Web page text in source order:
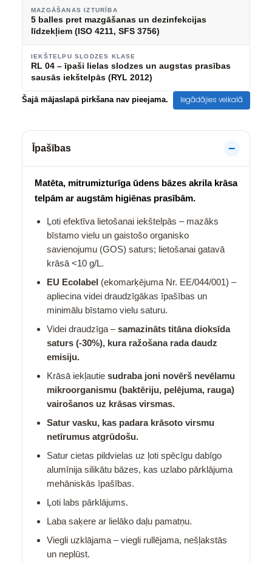
MAZGĀŠANAS IZTURĪBA
5 balles pret mazgāšanas un dezinfekcijas
līdzekļiem (ISO 4211, SFS 3756)
IEKŠTELPU SLODZES KLASE
RL 04 – īpaši lielas slodzes un augstas prasības
sausās iekštelpās (RYL 2012)
Šajā mājaslapā pirkšana nav pieejama. Iegādājies veikalā
Īpašības
Matēta, mitrumizturīga ūdens bāzes akrila krāsa
telpām ar augstām higiēnas prasībām.
Ļoti efektīva lietošanai iekštelpās – mazāks
bīstamo vielu un gaistošo organisko
savienojumu (GOS) saturs; lietošanai gatavā
krāsā <10 g/L.
EU Ecolabel (ekomarķējuma Nr. EE/044/001) –
apliecina videi draudzīgākas īpašības un
minimālu bīstamo vielu saturu.
Videi draudzīga –samazināts titāna dioksīda
saturs (-30%), kura ražošana rada daudz
emisiju.
Krāsā iekļautie sudraba joni novērš nevēlamu
mikroorganismu (baktēriju, pelējuma, rauga)
vairošanos uz krāsas virsmas.
Satur vasku, kas padara krāsoto virsmu
netīrumus atgrūdošu.
Satur cietas pildvielas uz ļoti spēcīgu dabīgo
alumīnija silikātu bāzes, kas uzlabo pārklājuma
mehāniskās īpašības.
Ļoti labs pārklājums.
Laba saķere ar lielāko daļu pamatņu.
Viegli uzklājama – viegli rullējama, nešļakstās
un neplūst.